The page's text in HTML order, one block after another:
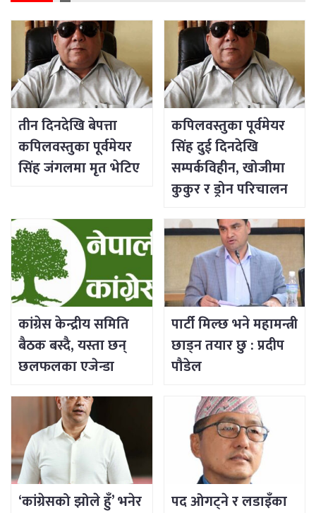
तीन दिनदेखि बेपत्ता
कपिलवस्तुका पूर्वमेयर
सिंह जंगलमा मृत भेटिए
कपिलवस्तुका पूर्वमेयर
सिंह दुई दिनदेखि
सम्पर्कविहीन, खोजीमा
कुकुर र ड्रोन परिचालन
कांग्रेस केन्द्रीय समिति
बैठक बस्दै, यस्ता छन्
छलफलका एजेन्डा
पार्टी मिल्छ भने महामन्त्री
छाड्न तयार छु : प्रदीप
पौडेल
‘कांग्रेसको झोले हुँ’ भनेर
पद ओगट्ने र लडाइँका